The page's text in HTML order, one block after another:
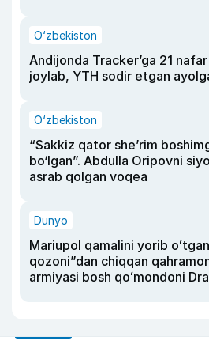
O‘zbekiston
Andijonda Tracker’ga 21
joylab, YTH sodir etgan
O‘zbekiston
“Sakkiz qator she’rim
bo‘lgan”. Abdulla Oripovni
asrab qolgan voqea
Dunyo
Mariupol qamalini yorib
qozoni”dan chiqqan
armiyasi bosh qoʻmondoni